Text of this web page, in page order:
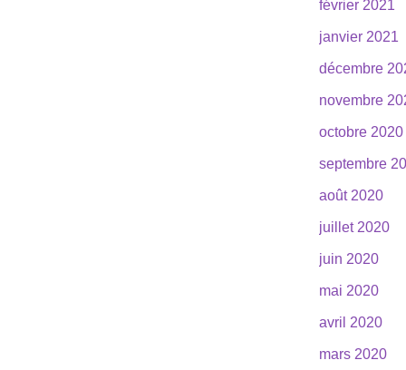
février 2021
janvier 2021
décembre
novembre
octobre 2020
septembre
août 2020
juillet 2020
juin 2020
mai 2020
avril 2020
mars 2020